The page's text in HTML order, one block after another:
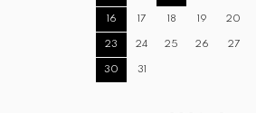
16 17 18 19 20
23 24 25 26 27
30 31